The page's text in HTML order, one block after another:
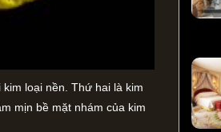
loại nền. Thứ hai là kim
mịn bề mặt nhám của kim